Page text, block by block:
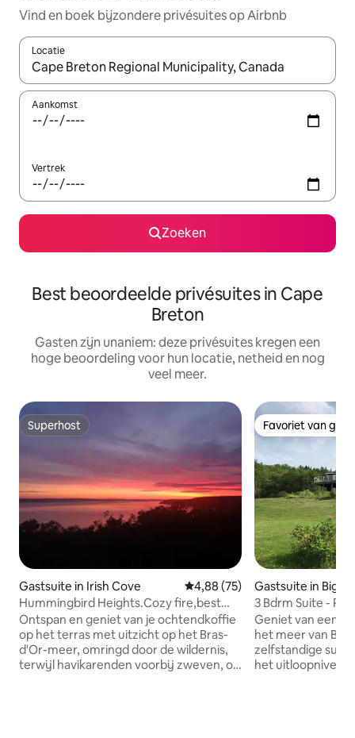
Vind en boek bijzondere privésuites op Airbnb
Locatie
Wanneer er suggesties beschikbaar zijn, maak je een keuze
Aankomst
Vertrek
Zoeken
Best beoordeelde privésuites in Cape
Breton
Gasten zijn unaniem: deze privésuites kregen een
hoge beoordeling voor hun locatie, netheid en nog
veel meer.
Superhost
Superhost
Gastsuite in Irish Cove Gemiddelde beoordeling van
4,88 (75)
Hummingbird Heights.Cozy fire,best
views, hot tub*
Ontspan en geniet van je ochtendkoffie
op het terras met uitzicht op het Bras-
d'Or-meer, omringd door de wildernis,
terwijl havikarenden voorbij zweven, of
Favoriet van
Favoriet van
Gastsuite in Big
3 Bdrm Suite -
d'Or - Big Pond
Geniet van een
het meer van
zelfstandige suite
het uitloopniveau